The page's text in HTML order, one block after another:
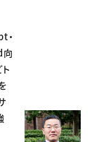
・
向